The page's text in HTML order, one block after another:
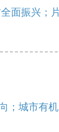
面振兴；
；城市有